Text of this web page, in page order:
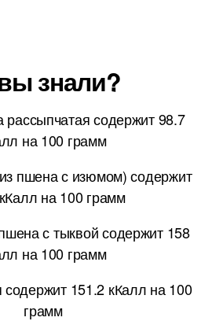
знали?
рассыпчатая содержит 98.7
на 100 грамм
пшена с изюмом) содержит
на 100 грамм
с тыквой содержит 158
на 100 грамм
содержит 151.2 кКалл на 100
грамм